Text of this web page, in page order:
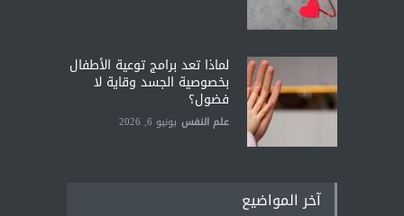
لماذا تعد برامج توعية الأطفال
بخصوصية الجسد وقاية لا
فضول؟
علم النفس يونيو 6, 2026
آخر المواضيع